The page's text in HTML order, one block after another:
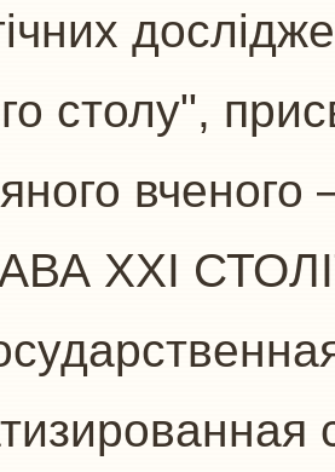
столу",
XXI